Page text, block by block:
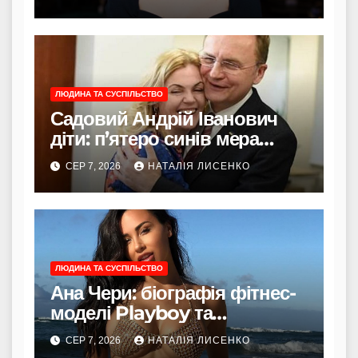
ЛЮДИНА ТА СУСПІЛЬСТВО
Садовий Андрій Іванович
діти: п’ятеро синів мера
Львова
СЕР 7, 2026 НАТАЛІЯ ЛИСЕНКО
ЛЮДИНА ТА СУСПІЛЬСТВО
Ана Чери: біографія фітнес-
моделі Playboy та
Instagram
СЕР 7, 2026 НАТАЛІЯ ЛИСЕНКО